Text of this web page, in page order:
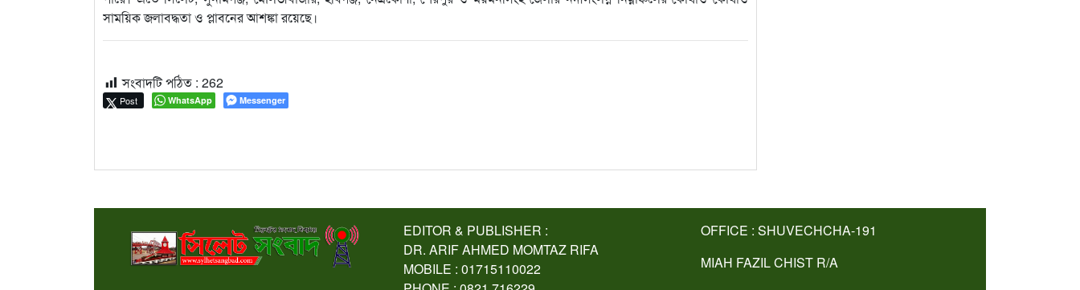
সাময়িক জলাবদ্ধতা ও প্লাবনের আশঙ্কা রয়েছে।
সংবাদটি পঠিত : 262
Post WhatsApp Messenger
EDITOR & PUBLISHER :
DR. ARIF AHMED MOMTAZ RIFA
MOBILE : 01715110022
OFFICE : SHUVECHCHA-191
MIAH FAZIL CHIST R/A